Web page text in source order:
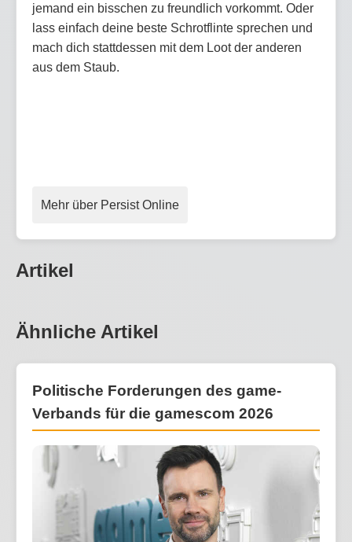
jemand ein bisschen zu freundlich vorkommt. Oder
lass einfach deine beste Schrotflinte sprechen und
mach dich stattdessen mit dem Loot der anderen
aus dem Staub.
Mehr über Persist Online
Artikel
Ähnliche Artikel
Politische Forderungen des game-
Verbands für die gamescom 2026